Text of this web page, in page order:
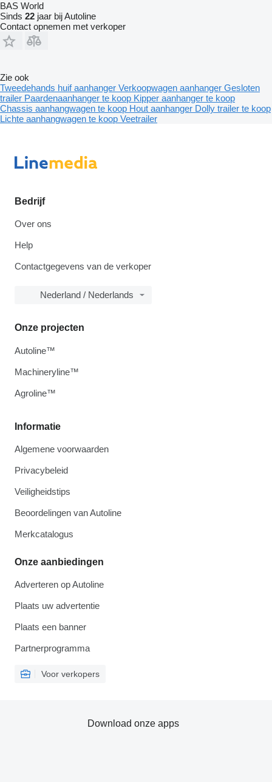
BAS World
Sinds 22 jaar bij Autoline
Contact opnemen met verkoper
Zie ook
Tweedehands huif aanhanger Verkoopwagen aanhanger Gesloten
trailer Paardenaanhanger te koop Kipper aanhanger te koop
Chassis aanhangwagen te koop Hout aanhanger Dolly trailer te koop
Lichte aanhangwagen te koop Veetrailer
Bedrijf
Over ons
Help
Contactgegevens van de verkoper
Nederland / Nederlands
Informatie
Algemene voorwaarden
Privacybeleid
Veiligheidstips
Beoordelingen van Autoline
Merkcatalogus
Onze aanbiedingen
Adverteren op Autoline
Plaats uw advertentie
Plaats een banner
Partnerprogramma
Voor verkopers
Onze projecten
Autoline™
Machineryline™
Agroline™
Download onze apps